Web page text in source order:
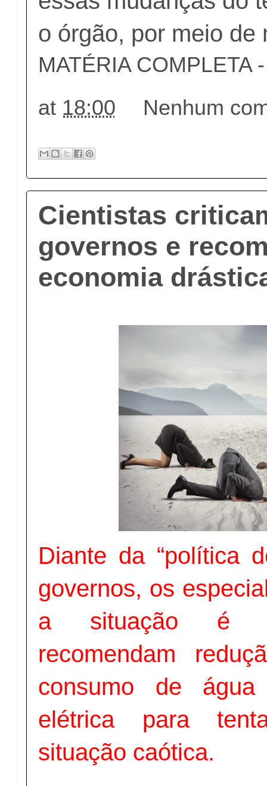
o órgão, por meio de
MATÉRIA COMPLETA
at 18:00 Nenhum
Cientistas
governos e
economia
Diante da “política
governos, os
a situação é
recomendam
consumo de
elétrica para
situação caótica.